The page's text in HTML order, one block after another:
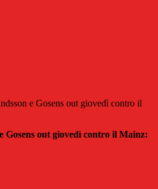
e Gosens out giovedì contro il
Gosens out giovedì contro il Mainz: